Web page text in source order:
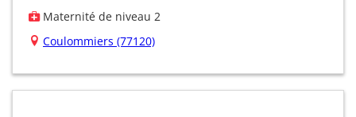
Maternité de niveau 2
Coulommiers (77120)